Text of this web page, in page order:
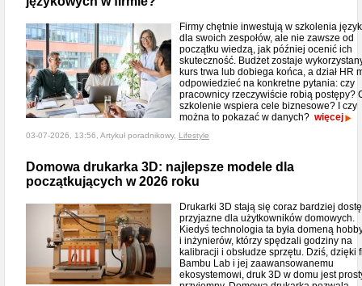
Firmy chętnie inwestują w szkolenia
dla swoich zespołów, ale nie zawsze od
początku wiedzą, jak później ocenić ich
skuteczność. Budżet zostaje
kurs trwa lub dobiega końca, a dział HR
odpowiedzieć na konkretne pytania: czy
pracownicy rzeczywiście robią postępy?
szkolenie wspiera cele biznesowe? I czy
można to pokazać w danych? więcej
03-07-2026, 13:56, Artykuł poradnikowy, Lifestyle
Domowa drukarka 3D: najlepsze modele dla
początkujących w 2026 roku
Drukarki 3D stają się coraz bardziej
przyjazne dla użytkowników domowych.
Kiedyś technologia ta była domeną
i inżynierów, którzy spędzali godziny na
kalibracji i obsłudze sprzętu. Dziś, dzięki
Bambu Lab i jej zaawansowanemu
ekosystemowi, druk 3D w domu jest